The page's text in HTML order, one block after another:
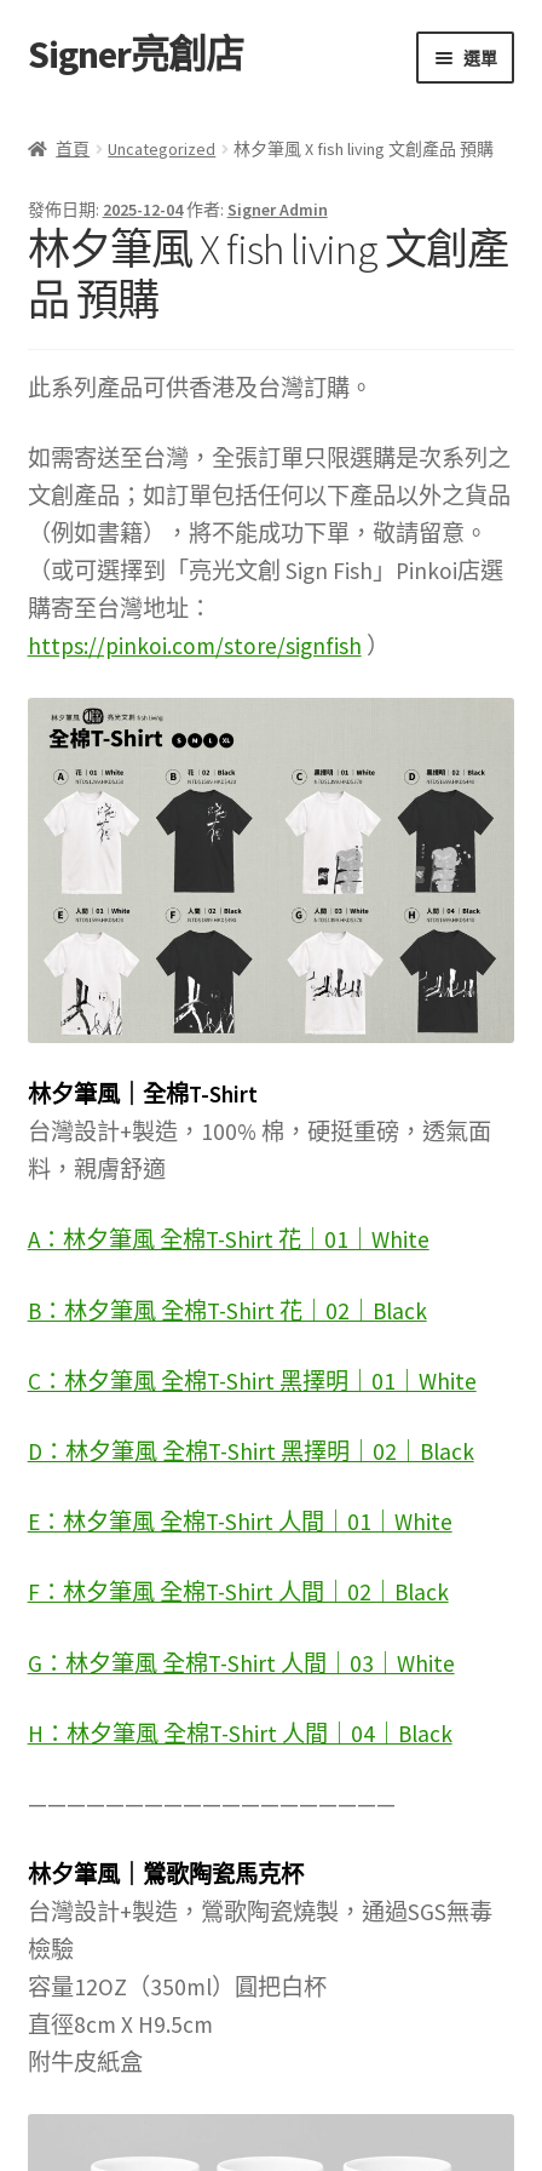
跳
至
覽
跳
至
要
容
Signer亮創店 選單
學校選書（小學）
學校選書（中學）
「此時此地 看見亮光」2025特展
無紙書
文創
海外訂購書籍
首頁 Uncategorized 林夕筆風 X fish living 文創產品 預購
發佈日期: 2025-12-04作者: Signer Admin
林夕筆風 X fish living 文創產
品 預購
此系列產品可供香港及台灣訂購。
如需寄送至台灣，全張訂單只限選購是次系列之
文創產品；如訂單包括任何以下產品以外之貨品
（例如書籍），將不能成功下單，敬請留意。
（或可選擇到「亮光文創 Sign Fish」Pinkoi店選
購寄至台灣地址：
https://pinkoi.com/store/signfish ）
林夕筆風｜全棉T-Shirt
台灣設計+製造，100% 棉，硬挺重磅，透氣面
料，親膚舒適
A：林夕筆風 全棉T-Shirt 花｜01｜White
B：林夕筆風 全棉T-Shirt 花｜02｜Black
C：林夕筆風 全棉T-Shirt 黑擇明｜01｜White
D：林夕筆風 全棉T-Shirt 黑擇明｜02｜Black
E：林夕筆風 全棉T-Shirt 人間｜01｜White
F：林夕筆風 全棉T-Shirt 人間｜02｜Black
G：林夕筆風 全棉T-Shirt 人間｜03｜White
H：林夕筆風 全棉T-Shirt 人間｜04｜Black
———————————————————
林夕筆風｜鶯歌陶瓷馬克杯
台灣設計+製造，鶯歌陶瓷燒製，通過SGS無毒
檢驗
容量12OZ（350ml）圓把白杯
直徑8cm X H9.5cm
附牛皮紙盒